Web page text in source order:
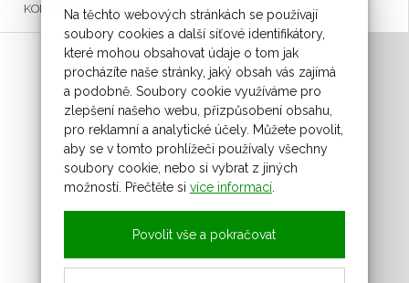
Na těchto webových stránkách se používají
soubory cookies a další síťové identifikátory,
které mohou obsahovat údaje o tom jak
procházíte naše stránky, jaký obsah vás zajímá
a podobně. Soubory cookie využíváme pro
zlepšení našeho webu, přizpůsobení obsahu,
pro reklamní a analytické účely. Můžete povolit,
aby se v tomto prohlížeči používaly všechny
soubory cookie, nebo si vybrat z jiných
možností. Přečtěte si více informací.
Povolit vše a pokračovat
KONTAKT